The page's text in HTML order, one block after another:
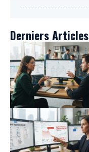
Derniers Articles